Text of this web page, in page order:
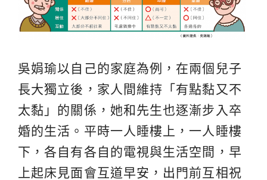
吳娟瑜以自己的家庭為例，在兩個兒子
長大獨立後，家人間維持「有點黏又不
太黏」的關係，她和先生也逐漸步入卒
婚的生活。平時一人睡樓上，一人睡樓
下，各自有各自的電視與生活空間，早
上起床見面會互道早安，出門前互相祝